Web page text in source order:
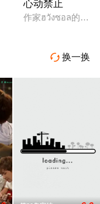
上的故事。
饰）一直以为自己
心动禁止
作家ฮวังซอล的小说
 换一换